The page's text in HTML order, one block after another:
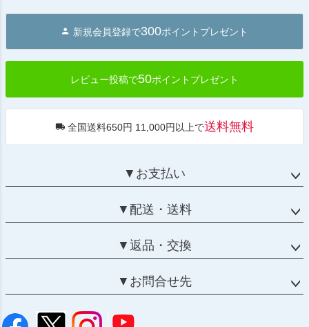
へ
新規会員登録で300ポイントプレゼント
レビュー投稿で50ポイントプレゼント
全国送料650円 11,000円以上で送料無料
▼お支払い
▼配送・送料
▼返品・交換
▼お問合せ先